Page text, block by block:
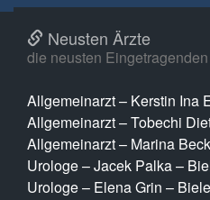
Neusten Ärzte
die neusten
Allgemeinarzt – Kerstin Ina
Allgemeinarzt – Tobechi
Allgemeinarzt – Marina
Urologe – Jacek Palka –
Urologe – Elena Grin –